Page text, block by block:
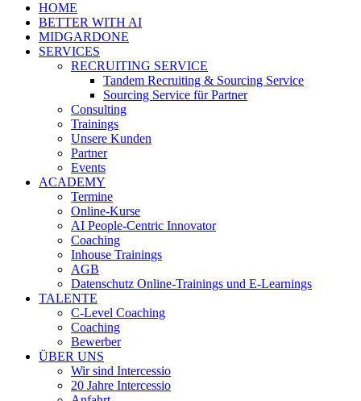
HOME
BETTER WITH AI
MIDGARDONE
SERVICES
RECRUITING SERVICE
Tandem Recruiting & Sourcing Service
Sourcing Service für Partner
Consulting
Trainings
Unsere Kunden
Partner
Events
ACADEMY
Termine
Online-Kurse
AI People-Centric Innovator
Coaching
Inhouse Trainings
AGB
Datenschutz Online-Trainings und E-Learnings
TALENTE
C-Level Coaching
Coaching
Bewerber
ÜBER UNS
Wir sind Intercessio
20 Jahre Intercessio